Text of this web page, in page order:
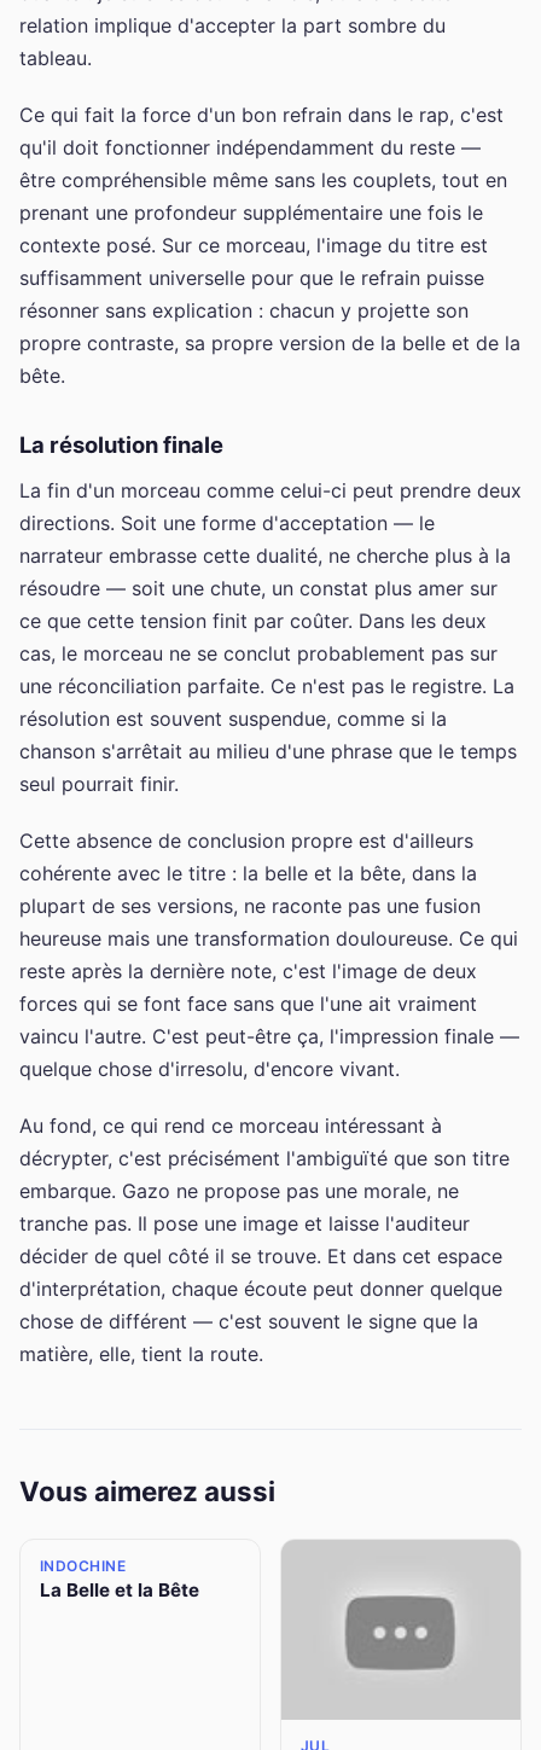
relation implique d'accepter la part sombre du
tableau.
Ce qui fait la force d'un bon refrain dans le rap, c'est
qu'il doit fonctionner indépendamment du reste —
être compréhensible même sans les couplets, tout en
prenant une profondeur supplémentaire une fois le
contexte posé. Sur ce morceau, l'image du titre est
suffisamment universelle pour que le refrain puisse
résonner sans explication : chacun y projette son
propre contraste, sa propre version de la belle et de la
bête.
La résolution finale
La fin d'un morceau comme celui-ci peut prendre deux
directions. Soit une forme d'acceptation — le
narrateur embrasse cette dualité, ne cherche plus à la
résoudre — soit une chute, un constat plus amer sur
ce que cette tension finit par coûter. Dans les deux
cas, le morceau ne se conclut probablement pas sur
une réconciliation parfaite. Ce n'est pas le registre. La
résolution est souvent suspendue, comme si la
chanson s'arrêtait au milieu d'une phrase que le temps
seul pourrait finir.
Cette absence de conclusion propre est d'ailleurs
cohérente avec le titre : la belle et la bête, dans la
plupart de ses versions, ne raconte pas une fusion
heureuse mais une transformation douloureuse. Ce qui
reste après la dernière note, c'est l'image de deux
forces qui se font face sans que l'une ait vraiment
vaincu l'autre. C'est peut-être ça, l'impression finale —
quelque chose d'irresolu, d'encore vivant.
Au fond, ce qui rend ce morceau intéressant à
décrypter, c'est précisément l'ambiguïté que son titre
embarque. Gazo ne propose pas une morale, ne
tranche pas. Il pose une image et laisse l'auditeur
décider de quel côté il se trouve. Et dans cet espace
d'interprétation, chaque écoute peut donner quelque
chose de différent — c'est souvent le signe que la
matière, elle, tient la route.
Vous aimerez aussi
INDOCHINE
La Belle et la Bête
JUL